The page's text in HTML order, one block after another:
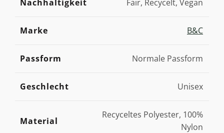
Nachhaltigkeit Fair, Recycelt, Vegan
Marke B&C
Passform Normale Passform
Geschlecht Unisex
Material
Recyceltes Polyester, 100%
Nylon